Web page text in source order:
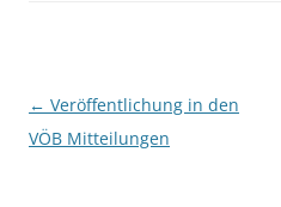
Beitragsnavigation
← Veröffentlichung in den
VÖB Mitteilungen